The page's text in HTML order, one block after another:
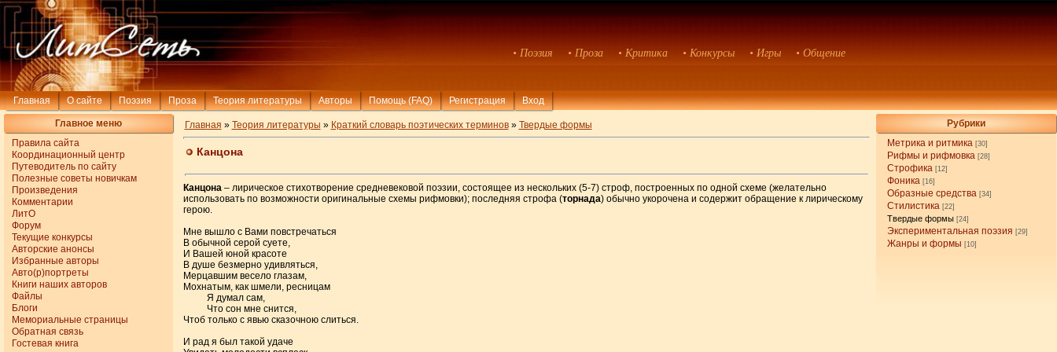
• Поэзия • Проза • Критика • Конкурсы • Игры • Общение
Главная О сайте Поэзия Проза Теория литературы Авторы Помощь (FAQ) Регистрация Вход
Главное меню
Правила сайта
Координационный центр
Путеводитель по сайту
Полезные советы новичкам
Произведения
Комментарии
ЛитО
Форум
Текущие конкурсы
Авторские анонсы
Избранные авторы
Авто(р)портреты
Книги наших авторов
Файлы
Блоги
Мемориальные страницы
Обратная связь
Гостевая книга
Рубрики
Метрика и ритмика [30]
Рифмы и рифмовка [28]
Строфика [12]
Фоника [16]
Образные средства [34]
Стилистика [22]
Твердые формы [24]
Экспериментальная поэзия [29]
Жанры и формы [10]
Главная » Теория литературы » Краткий словарь поэтических терминов» Твердые формы
Канцона
Канцона – лирическое стихотворение средневековой поэзии, состоящее из нескольких (5-7) строф, построенных по одной схеме (желательно
использовать по возможности оригинальные схемы рифмовки); последняя строфа (торнада) обычно укорочена и содержит обращение к лирическому
герою.
Мне вышло с Вами повстречаться
В обычной серой суете,
И Вашей юной красоте
В душе безмерно удивляться,
Мерцавшим весело глазам,
Мохнатым, как шмели, ресницам
Я думал сам,
Что сон мне снится,
Чтоб только с явью сказочною слиться.
И рад я был такой удаче